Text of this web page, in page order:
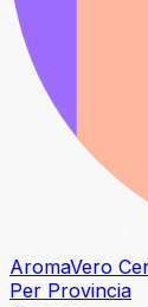
AromaVero
Per Provincia